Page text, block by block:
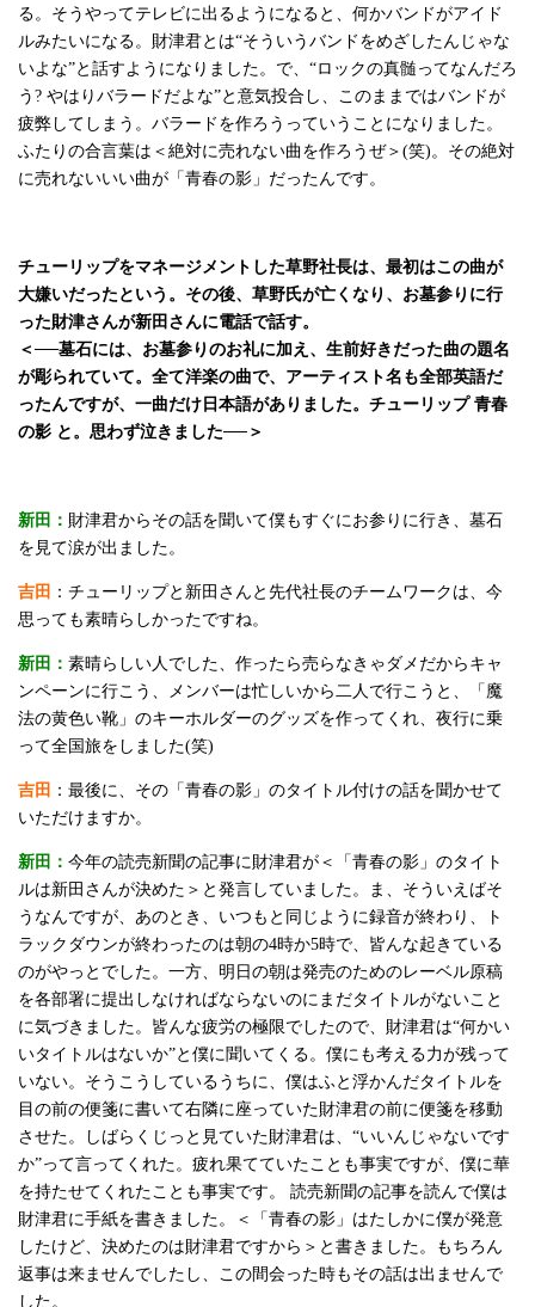
る。そうやってテレビに出るようになると、何かバンドがアイド
ルみたいになる。財津君とは“そういうバンドをめざしたんじゃな
いよな”と話すようになりました。で、“ロックの真髄ってなんだろ
う? やはりバラードだよな”と意気投合し、このままではバンドが
疲弊してしまう。バラードを作ろうっていうことになりました。
ふたりの合言葉は＜絶対に売れない曲を作ろうぜ＞(笑)。その絶対
に売れないいい曲が「青春の影」だったんです。
チューリップをマネージメントした草野社長は、最初はこの曲が
大嫌いだったという。その後、草野氏が亡くなり、お墓参りに行
った財津さんが新田さんに電話で話す。
＜──墓石には、お墓参りのお礼に加え、生前好きだった曲の題名
が彫られていて。全て洋楽の曲で、アーティスト名も全部英語だ
ったんですが、一曲だけ日本語がありました。チューリップ 青春
の影 と。思わず泣きました──＞
新田： 財津君からその話を聞いて僕もすぐにお参りに行き、墓石
を見て涙が出ました。
吉田 ：チューリップと新田さんと先代社長のチームワークは、今
思っても素晴らしかったですね。
新田： 素晴らしい人でした、作ったら売らなきゃダメだからキャ
ンペーンに行こう、メンバーは忙しいから二人で行こうと、「魔
法の黄色い靴」のキーホルダーのグッズを作ってくれ、夜行に乗
って全国旅をしました(笑)
吉田 ：最後に、その「青春の影」のタイトル付けの話を聞かせて
いただけますか。
新田： 今年の読売新聞の記事に財津君が＜「青春の影」のタイト
ルは新田さんが決めた＞と発言していました。ま、そういえばそ
うなんですが、あのとき、いつもと同じように録音が終わり、ト
ラックダウンが終わったのは朝の4時か5時で、皆んな起きている
のがやっとでした。一方、明日の朝は発売のためのレーベル原稿
を各部署に提出しなければならないのにまだタイトルがないこと
に気づきました。皆んな疲労の極限でしたので、財津君は“何かい
いタイトルはないか”と僕に聞いてくる。僕にも考える力が残って
いない。そうこうしているうちに、僕はふと浮かんだタイトルを
目の前の便箋に書いて右隣に座っていた財津君の前に便箋を移動
させた。しばらくじっと見ていた財津君は、“いいんじゃないです
か”って言ってくれた。疲れ果てていたことも事実ですが、僕に華
を持たせてくれたことも事実です。 読売新聞の記事を読んで僕は
財津君に手紙を書きました。＜「青春の影」はたしかに僕が発意
したけど、決めたのは財津君ですから＞と書きました。もちろん
返事は来ませんでしたし、この間会った時もその話は出ませんで
した。